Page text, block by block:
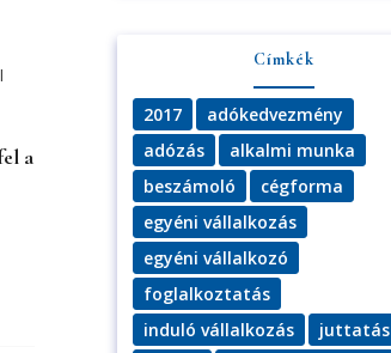
a
Címkék
2017
adókedvezmény
adózás
alkalmi munka
beszámoló
cégforma
egyéni vállalkozás
egyéni vállalkozó
foglalkoztatás
induló vállalkozás
juttatás